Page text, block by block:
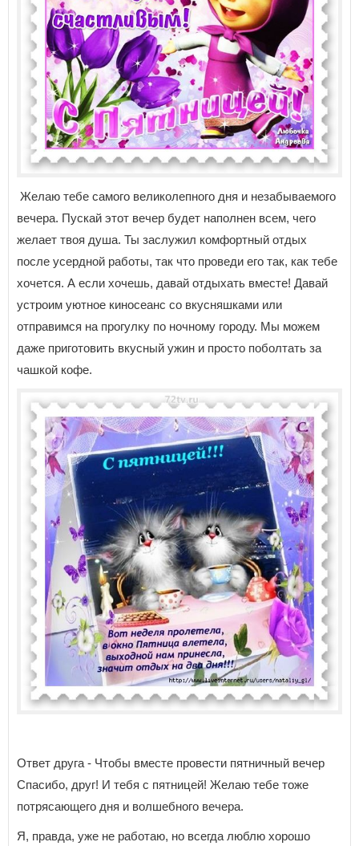
Желаю тебе самого великолепного дня и незабываемого
вечера. Пускай этот вечер будет наполнен всем, чего
желает твоя душа. Ты заслужил комфортный отдых
после усердной работы, так что проведи его так, как тебе
хочется. А если хочешь, давай отдыхать вместе! Давай
устроим уютное киносеанс со вкусняшками или
отправимся на прогулку по ночному городу. Мы можем
даже приготовить вкусный ужин и просто поболтать за
чашкой кофе.
Ответ друга - Чтобы вместе провести пятничный вечер
Спасибо, друг! И тебя с пятницей! Желаю тебе тоже
потрясающего дня и волшебного вечера.
Я, правда, уже не работаю, но всегда люблю хорошо